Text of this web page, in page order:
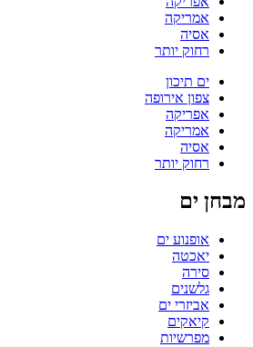
אמריקה
אסיה
רחוק יותר
ים תיכון
צפון אירופה
אפריקה
אמריקה
אסיה
רחוק יותר
מבחן ים
אופנוע ים
יאכטה
סירה
גלשנים
אביזרי ים
קיאקים
מפרשיות